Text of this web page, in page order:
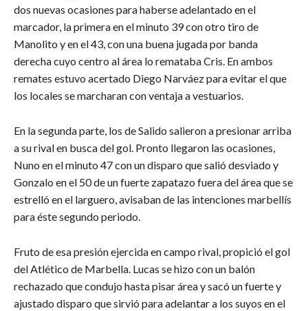
dos nuevas ocasiones para haberse adelantado en el
marcador, la primera en el minuto 39 con otro tiro de
Manolito y en el 43, con una buena jugada por banda
derecha cuyo centro al área lo remataba Cris. En ambos
remates estuvo acertado Diego Narváez para evitar el que
los locales se marcharan con ventaja a vestuarios.
En la segunda parte, los de Salido salieron a presionar arriba
a su rival en busca del gol. Pronto llegaron las ocasiones,
Nuno en el minuto 47 con un disparo que salió desviado y
Gonzalo en el 50 de un fuerte zapatazo fuera del área que se
estrelló en el larguero, avisaban de las intenciones marbellís
para éste segundo periodo.
Fruto de esa presión ejercida en campo rival, propició el gol
del Atlético de Marbella. Lucas se hizo con un balón
rechazado que condujo hasta pisar área y sacó un fuerte y
ajustado disparo que sirvió para adelantar a los suyos en el